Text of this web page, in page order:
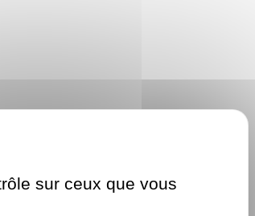
sur ceux que vous